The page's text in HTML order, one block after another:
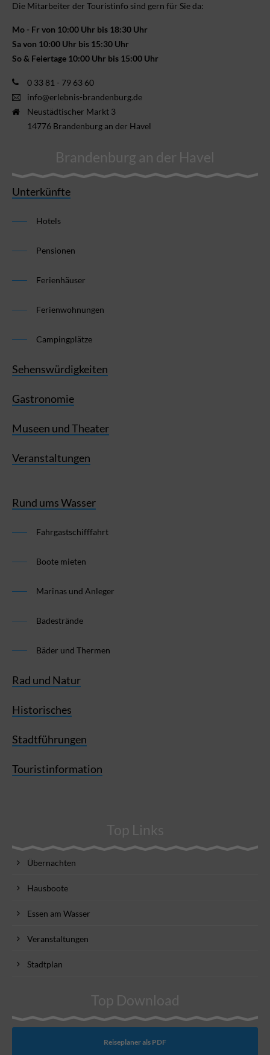
Die Mitarbeiter der Touristinfo sind gern für Sie da:
Mo - Fr von 10:00 Uhr bis 18:30 Uhr
Sa von 10:00 Uhr bis 15:30 Uhr
So & Feiertage 10:00 Uhr bis 15:00 Uhr
0 33 81 - 79 63 60
info@erlebnis-brandenburg.de
Neustädtischer Markt 3
14776 Brandenburg an der Havel
Brandenburg an der Havel
Unterkünfte
Hotels
Pensionen
Ferienhäuser
Ferienwohnungen
Campingplätze
Sehenswürdigkeiten
Gastronomie
Museen und Theater
Veranstaltungen
Rund ums Wasser
Fahrgastschifffahrt
Boote mieten
Marinas und Anleger
Badestrände
Bäder und Thermen
Rad und Natur
Historisches
Stadtführungen
Touristinformation
Top Links
Übernachten
Hausboote
Essen am Wasser
Veranstaltungen
Stadtplan
Top Download
Reiseplaner als PDF